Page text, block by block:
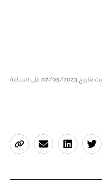
في 07/05/2023 على الساعة 21:30, تحديث بتاريخ 07/05/2023 على الساعة